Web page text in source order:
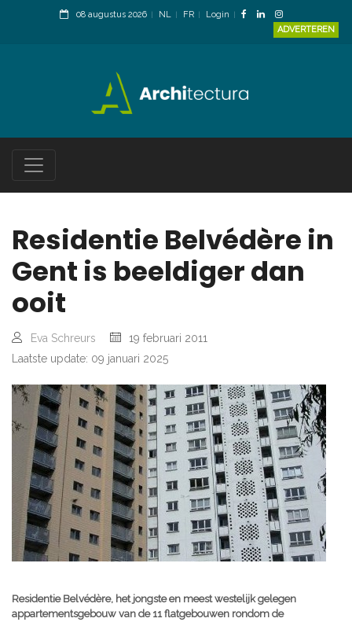
08 augustus 2026 NL FR
Login
ADVERTEREN
Residentie Belvédère in
Gent is beeldiger dan
ooit
Eva Schreurs
19 februari 2011
Laatste update: 09 januari 2025
Residentie Belvédère, het jongste en meest westelijk gelegen
appartementsgebouw van de 11 flatgebouwen rondom de